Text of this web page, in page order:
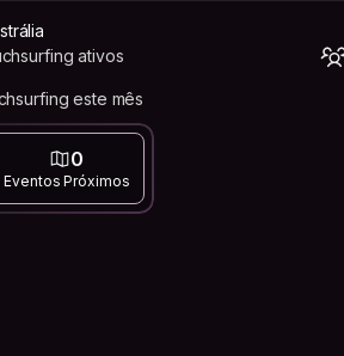
ativos
este mês
0
Eventos Próximos